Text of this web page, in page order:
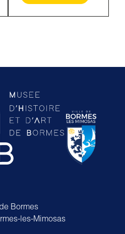
Bormes
les-Mimosas